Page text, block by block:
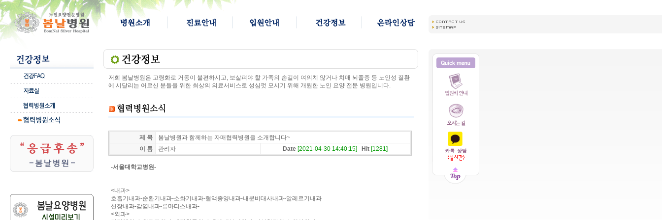
저희 봄날병원은 고령화로 거동이 불편하시고, 보살펴야 할 가족의 손길이 여의치 않거나 치매 뇌졸증 등 노인성 질환
에 시달리는 어르신 분들을 위한 최상의 의료서비스로 성심껏 모시기 위해 개원한 노인 요양 전문 병원입니다.
제 목
봄날병원과 함께하는 자매협력병원을 소개합니다~
이 름
관리자 Date [2021-04-30 14:40:15] Hit [1281]
-서울대학교병원-
<내과>
호흡기내과-순환기내과-소화기내과-혈액종양내과-내분비대사내과-알레르기내과
신장내과-감염내과-류마티스내과-
<외과>